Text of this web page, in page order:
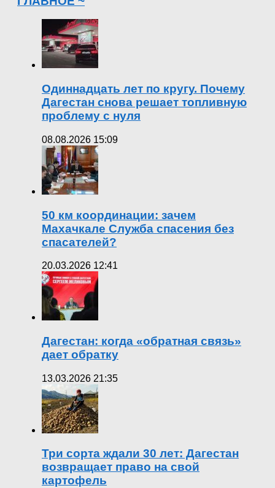
Одиннадцать лет по кругу. Почему
Дагестан снова решает топливную
проблему с нуля
08.08.2026 15:09
50 км координации: зачем
Махачкале Служба спасения без
спасателей?
20.03.2026 12:41
Дагестан: когда «обратная связь»
дает обратку
13.03.2026 21:35
Три сорта ждали 30 лет: Дагестан
возвращает право на свой
картофель